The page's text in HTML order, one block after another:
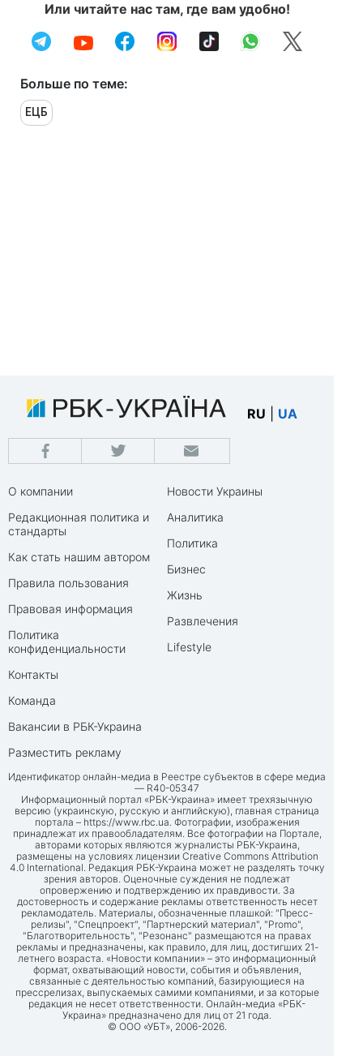
Или читайте нас там, где вам удобно!
Больше по теме:
ЕЦБ
RU UA
О компании
Редакционная политика и
стандарты
Как стать нашим автором
Правила пользования
Правовая информация
Политика
конфиденциальности
Контакты
Команда
Вакансии в РБК-Украина
Разместить рекламу
Новости Украины
Аналитика
Политика
Бизнес
Жизнь
Развлечения
Lifestyle
Идентификатор онлайн-медиа в Реестре субъектов в сфере медиа
— R40-05347
Информационный портал «РБК-Украина» имеет трехязычную
версию (украинскую, русскую и английскую), главная страница
портала – https://www.rbc.ua. Фотографии, изображения
принадлежат их правообладателям. Все фотографии на Портале,
авторами которых являются журналисты РБК-Украина,
размещены на условиях лицензии Creative Commons Attribution
4.0 International. Редакция РБК-Украина может не разделять точку
зрения авторов. Оценочные суждения не подлежат
опровержению и подтверждению их правдивости. За
достоверность и содержание рекламы ответственность несет
рекламодатель. Материалы, обозначенные плашкой: "Пресс-
релизы", "Спецпроект", "Партнерский материал", "Promo",
"Благотворительность", "Резонанс" размещаются на правах
рекламы и предназначены, как правило, для лиц, достигших 21-
летнего возраста. «Новости компании» – это информационный
формат, охватывающий новости, события и объявления,
связанные с деятельностью компаний, базирующиеся на
прессрелизах, выпускаемых самими компаниями, и за которые
редакция не несет ответственности. Онлайн-медиа «РБК-
Украина» предназначено для лиц от 21 года.
© ООО «УБТ», 2006-2026.